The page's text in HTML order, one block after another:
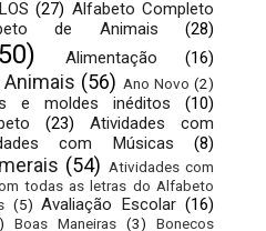
(27) Alfabeto Completo
de Animais (28)
Alimentação (16)
Animais (56) Ano Novo (2)
e moldes inéditos
(10)
(23)
Atividades com
com Músicas (8)
(54) Atividades com
todas as letras do Alfabeto
(5) Avaliação Escolar (16)
Boas Maneiras (3)
Bonecos